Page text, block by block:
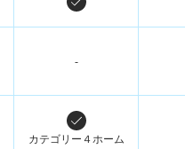
-
カテゴリー４ホーム